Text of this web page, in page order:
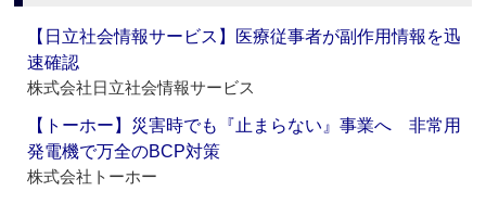
【日立社会情報サービス】医療従事者が副作用情報を迅
速確認
株式会社日立社会情報サービス
【トーホー】災害時でも『止まらない』事業へ 非常用
発電機で万全のBCP対策
株式会社トーホー